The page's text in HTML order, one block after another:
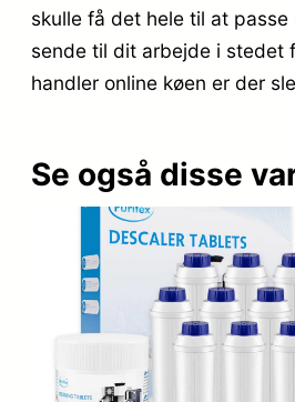
skulle få det hele til at
sende til dit arbejde i stedet
handler online køen er der
Se også disse